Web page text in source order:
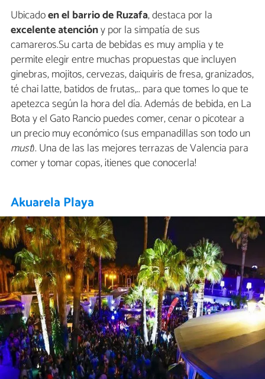
Ubicadoen el barrio de Ruzafa, destaca por la
excelente atencióny por la simpatía de sus
camareros.Su carta de bebidas es muy amplia y te
permite elegir entre muchas propuestas que incluyen
ginebras, mojitos, cervezas, daiquiris de fresa, granizados,
té chai latte, batidos de frutas,.. para que tomes lo que te
apetezca según la hora del día. Además de bebida, en La
Bota y el Gato Rancio puedes comer, cenar o picotear a
un precio muy económico (sus empanadillas son todo un
must). Una de las las mejores terrazas de Valencia para
comer y tomar copas, ¡tienes que conocerla!
Akuarela Playa